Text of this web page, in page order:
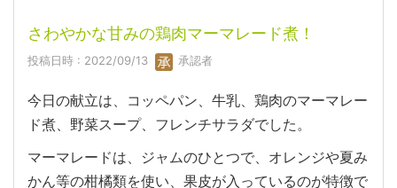
さわやかな甘みの鶏肉マーマレード煮！
投稿日時 : 2022/09/13 承認者
今日の献立は、コッペパン、牛乳、鶏肉のマーマレー
ド煮、野菜スープ、フレンチサラダでした。
マーマレードは、ジャムのひとつで、オレンジや夏み
かん等の柑橘類を使い、果皮が入っているのが特徴で